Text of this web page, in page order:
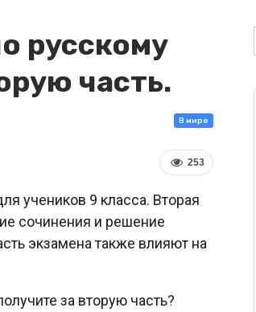
русскому
часть.
В мире
253
учеников 9 класса. Вторая
сочинения и решение
экзамена также влияют на
за вторую часть?